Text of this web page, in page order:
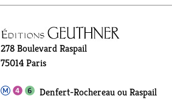
278 Boulevard Raspail
75014 Paris
Denfert-Rochereau ou Raspail